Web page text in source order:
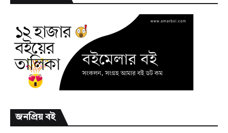
জনপ্রিয় বই